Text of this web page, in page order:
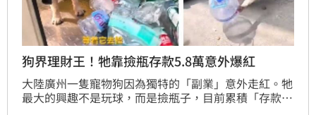
狗界理財王！牠靠撿瓶存款5.8萬意外爆紅
大陸廣州一隻寵物狗因為獨特的「副業」意外走紅。牠
最大的興趣不是玩球，而是撿瓶子，目前累積「存款」